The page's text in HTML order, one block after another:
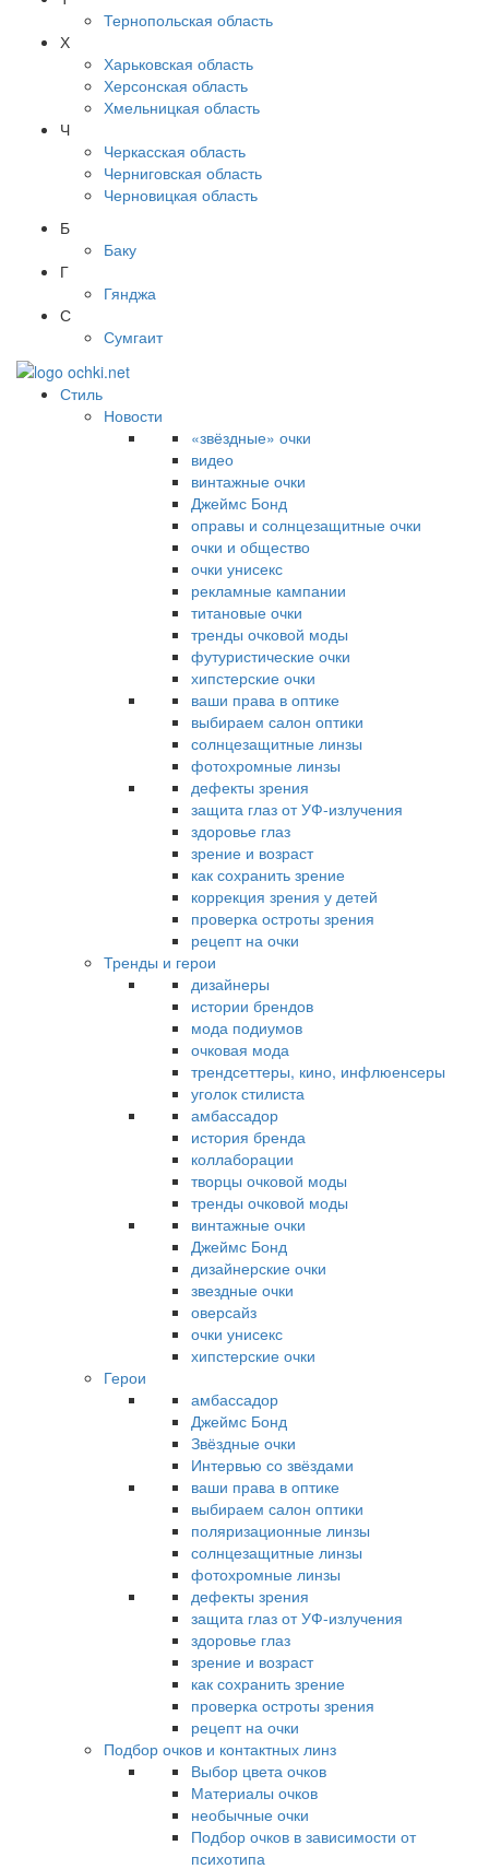
Тернопольская область
Х
Харьковская область
Херсонская область
Хмельницкая область
Ч
Черкасская область
Черниговская область
Черновицкая область
Б
Баку
Г
Гянджа
С
Сумгаит
Стиль
Новости
«звёздные» очки
видео
винтажные очки
Джеймс Бонд
оправы и солнцезащитные очки
очки и общество
очки унисекс
рекламные кампании
титановые очки
тренды очковой моды
футуристические очки
хипстерские очки
ваши права в оптике
выбираем салон оптики
солнцезащитные линзы
фотохромные линзы
дефекты зрения
защита глаз от УФ-излучения
здоровье глаз
зрение и возраст
как сохранить зрение
коррекция зрения у детей
проверка остроты зрения
рецепт на очки
Тренды и герои
дизайнеры
истории брендов
мода подиумов
очковая мода
трендсеттеры, кино, инфлюенсеры
уголок стилиста
амбассадор
история бренда
коллаборации
творцы очковой моды
тренды очковой моды
винтажные очки
Джеймс Бонд
дизайнерские очки
звездные очки
оверсайз
очки унисекс
хипстерские очки
Герои
амбассадор
Джеймс Бонд
Звёздные очки
Интервью со звёздами
ваши права в оптике
выбираем салон оптики
поляризационные линзы
солнцезащитные линзы
фотохромные линзы
дефекты зрения
защита глаз от УФ-излучения
здоровье глаз
зрение и возраст
как сохранить зрение
проверка остроты зрения
рецепт на очки
Подбор очков и контактных линз
Выбор цвета очков
Материалы очков
необычные очки
Подбор очков в зависимости от
психотипа